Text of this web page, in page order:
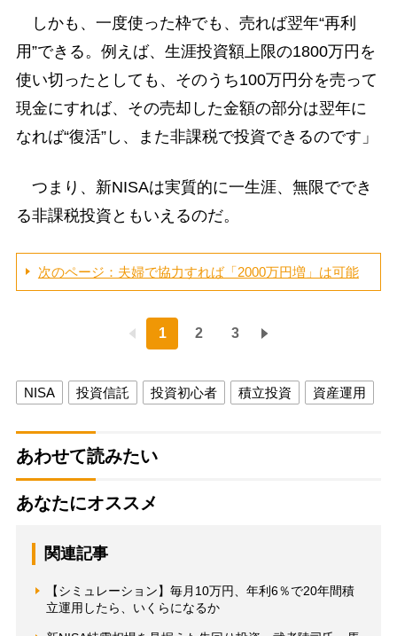
しかも、一度使った枠でも、売れば翌年“再利
用”できる。例えば、生涯投資額上限の1800万円を
使い切ったとしても、そのうち100万円分を売って
現金にすれば、その売却した金額の部分は翌年に
なれば“復活”し、また非課税で投資できるのです」
つまり、新NISAは実質的に一生涯、無限ででき
る非課税投資ともいえるのだ。
次のページ：夫婦で協力すれば「2000万円増」は可能
1 2 3
NISA 投資信託 投資初心者 積立投資 資産運用
あわせて読みたい
あなたにオススメ
関連記事
【シミュレーション】毎月10万円、年利6％で20年間積
立運用したら、いくらになるか